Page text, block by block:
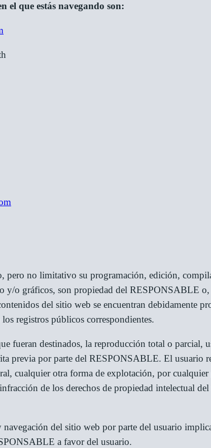
el que estás navegando son:
no limitativo su programación, edición,
o gráficos, son propiedad del RESPONSABLE o,
del sitio web se encuentran debidamente
registros públicos correspondientes.
fueran destinados, la reproducción total o
previa por parte del RESPONSABLE. El usuario
cualquier otra forma de explotación, por
de los derechos de propiedad intelectual
navegación del sitio web por parte del usuario
a favor del usuario.